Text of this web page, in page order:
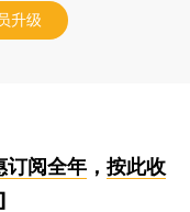
升级
订阅全年， 按此收